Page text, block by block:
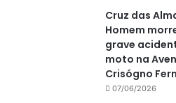
Cruz das
Homem
grave
moto na
Crisógno
07/06/2026